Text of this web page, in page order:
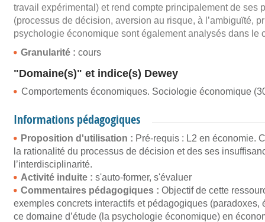
travail expérimental) et rend compte principalement de
(processus de décision, aversion au risque, à l’ambiguïté,
psychologie économique sont également analysés dans
Granularité : cours
"Domaine(s)" et indice(s) Dewey
Comportements économiques. Sociologie économique
Informations pédagogiques
Proposition d'utilisation : Pré-requis : L2 en économie.
la rationalité du processus de décision et des ses
l’interdisciplinarité.
Activité induite : s'auto-former, s'évaluer
Commentaires pédagogiques : Objectif de cette
exemples concrets interactifs et pédagogiques
ce domaine d’étude (la psychologie économique) en